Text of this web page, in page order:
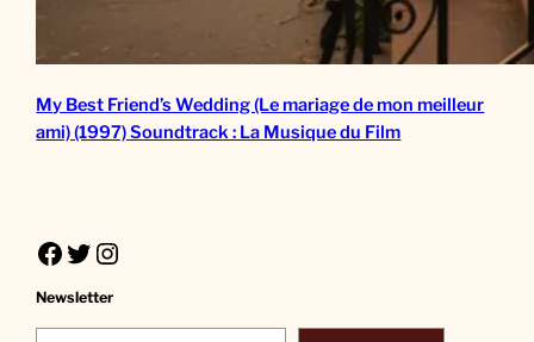
My Best Friend’s Wedding (Le mariage de mon meilleur
ami) (1997) Soundtrack : La Musique du Film
Facebook Twitter Instagram
Newsletter
Saisissez votre adresse e-mail…